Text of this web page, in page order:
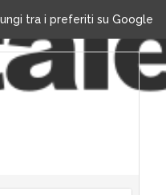
tra i preferiti su Google